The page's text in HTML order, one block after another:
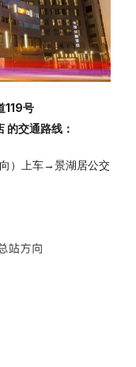
119号
的交通路线：
向）上车→景湖居公交